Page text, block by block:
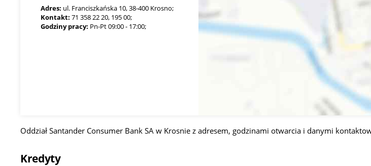
Adres: ul. Franciszkańska 10, 38-400 Krosno;
Kontakt: 71 358 22 20, 195 00;
Godziny pracy: Pn-Pt 09:00 - 17:00;
Oddział Santander Consumer Bank SA w Krosnie z adresem, godzinami otwarcia i danymi
Kredyty